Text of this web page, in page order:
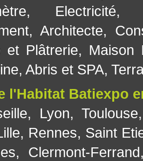
, Electricité
, Architecte,
et Plâtrerie, Maison
Abris et SPA,
l'Habitat Batiexpo
, Lyon, Toulouse
, Rennes, Saint
, Clermont-Ferrand